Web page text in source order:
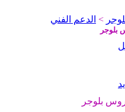
> الدعم الفني
بلوجر
بلوجر